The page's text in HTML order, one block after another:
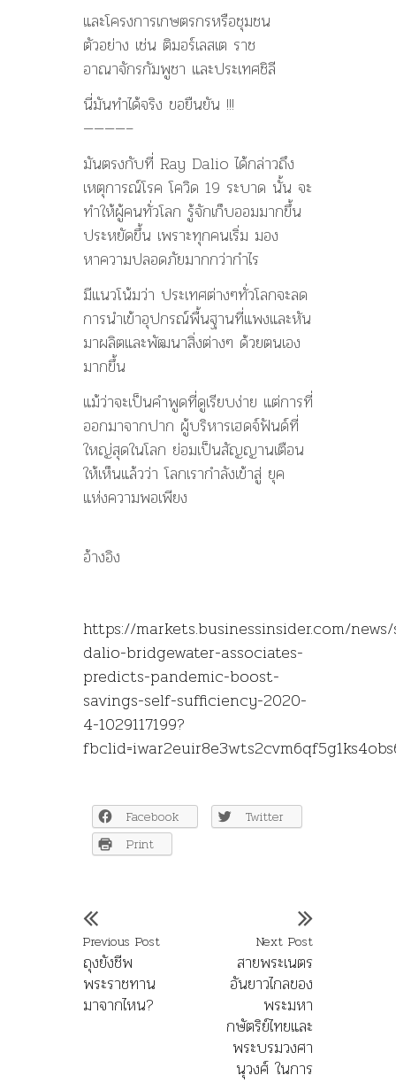
และโครงการเกษตรกรหรือชุมชน
ตัวอย่าง เช่น ติมอร์เลสเต ราช
อาณาจักรกัมพูชา และประเทศชิลี
นี่มันทำได้จริง ขอยืนยัน !!!
————–
มันตรงกับที่ Ray Dalio ได้กล่าวถึง
เหตุการณ์โรค โควิด 19 ระบาด นั้น จะ
ทำให้ผู้คนทั่วโลก รู้จักเก็บออมมากขึ้น
ประหยัดขึ้น เพราะทุกคนเริ่ม มอง
หาความปลอดภัยมากกว่ากำไร
มีแนวโน้มว่า ประเทศต่างๆทั่วโลกจะลด
การนำเข้าอุปกรณ์พื้นฐานที่แพงและหัน
มาผลิตและพัฒนาสิ่งต่างๆ ด้วยตนเอง
มากขึ้น
แม้ว่าจะเป็นคำพูดที่ดูเรียบง่าย แต่การที่
ออกมาจากปาก ผู้บริหารเฮดจ์ฟันด์ที่
ใหญ่สุดในโลก ย่อมเป็นสัญญานเตือน
ให้เห็นแล้วว่า โลกเรากำลังเข้าสู่ ยุค
แห่งความพอเพียง
อ้างอิง
https://markets.businessinsider.com/
dalio-bridgewater-associates-
predicts-pandemic-boost-
savings-self-sufficiency-2020-
4-1029117199?
Facebook
Twitter
Print
Previous Post
ถุงยังชีพ
พระราชทาน
มาจากไหน?
Next Post
สายพระเนตร
อันยาวไกลของ
พระมหา
กษัตริย์ไทยและ
พระบรมวงศา
นุวงศ์ ในการ